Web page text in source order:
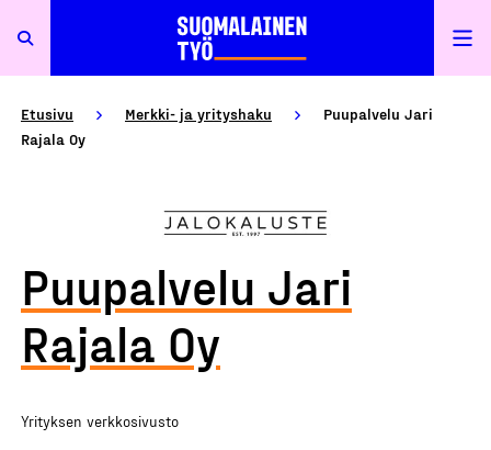
Etusivu Merkki- ja yrityshaku
Puupalvelu Jari
Rajala Oy
Puupalvelu Jari
Rajala Oy
Yrityksen verkkosivusto